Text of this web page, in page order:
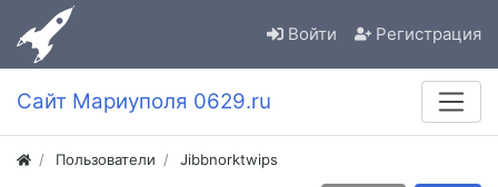
Войти Регистрация
Сайт Мариуполя 0629.ru
Пользователи Jibbnorktwips